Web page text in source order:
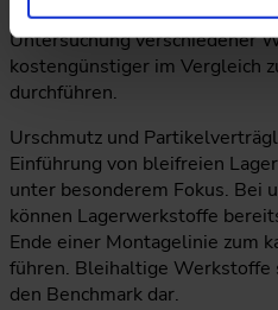
Solche außermotorischen
Untersuchung verschiedener
kostengünstiger im Vergleich
durchführen.
Urschmutz und
Einführung von bleifreien
unter besonderem Fokus. Bei
können Lagerwerkstoffe
Ende einer Montagelinie zum
führen. Bleihaltige
den Benchmark dar.